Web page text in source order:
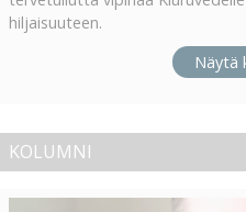
hiljaisuuteen.
Näytä
KOLUMNI